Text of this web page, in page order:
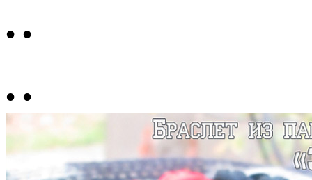
• •
• •